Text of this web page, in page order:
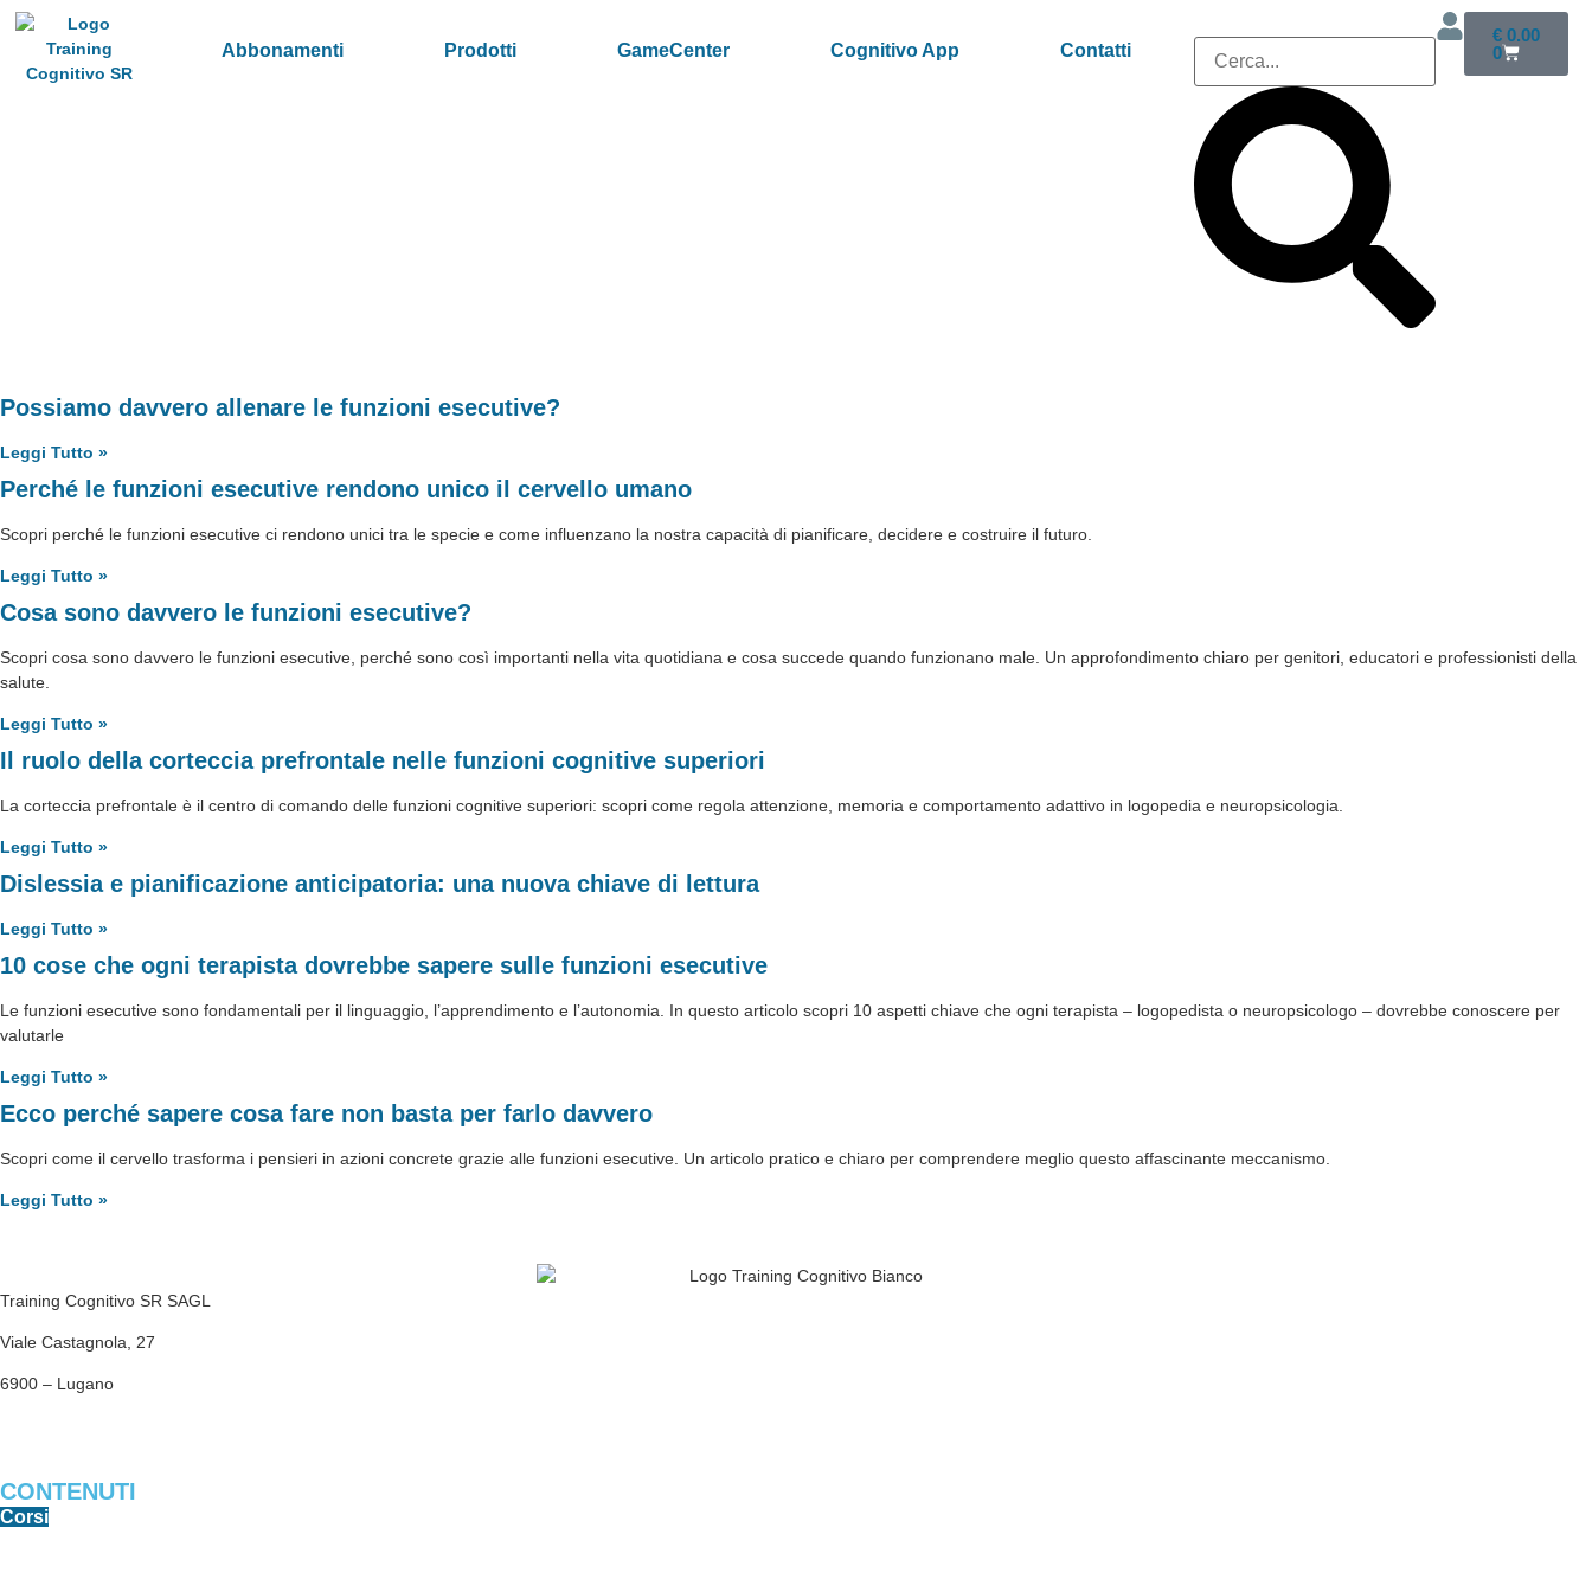
Abbonamenti Prodotti GameCenter Cognitivo App Contatti
€0.00
0
Possiamo davvero allenare le funzioni esecutive?
Leggi Tutto »
Perché le funzioni esecutive rendono unico il cervello umano
Scopri perché le funzioni esecutive ci rendono unici tra le specie e come influenzano la nostra capacità di pianificare, decidere e costruire il futuro.
Leggi Tutto »
Cosa sono davvero le funzioni esecutive?
Scopri cosa sono davvero le funzioni esecutive, perché sono così importanti nella vita quotidiana e cosa succede quando funzionano male. Un approfondimento chiaro per genitori, educatori e professionisti della
salute.
Leggi Tutto »
Il ruolo della corteccia prefrontale nelle funzioni cognitive superiori
La corteccia prefrontale è il centro di comando delle funzioni cognitive superiori: scopri come regola attenzione, memoria e comportamento adattivo in logopedia e neuropsicologia.
Leggi Tutto »
Dislessia e pianificazione anticipatoria: una nuova chiave di lettura
Leggi Tutto »
10 cose che ogni terapista dovrebbe sapere sulle funzioni esecutive
Le funzioni esecutive sono fondamentali per il linguaggio, l’apprendimento e l’autonomia. In questo articolo scopri 10 aspetti chiave che ogni terapista – logopedista o neuropsicologo – dovrebbe conoscere per
valutarle
Leggi Tutto »
Ecco perché sapere cosa fare non basta per farlo davvero
Scopri come il cervello trasforma i pensieri in azioni concrete grazie alle funzioni esecutive. Un articolo pratico e chiaro per comprendere meglio questo affascinante meccanismo.
Leggi Tutto »
Training Cognitivo SR SAGL
Viale Castagnola, 27
6900 – Lugano
CONTENUTI
Corsi